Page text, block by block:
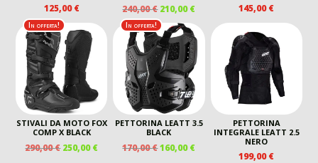
125,00€ 240,00€ IL
PREZZO
ORIGINALE
ERA:
240,00 €.
210,00€IL
PREZZO
ATTUALE
210,00 €.
145,00€
In offerta!
STIVALI DA MOTO FOX
COMP X BLACK
290,00€ IL
250,00€IL
In offerta!
PETTORINA LEATT 3.5
BLACK
170,00€IL
160,00€IL
PETTORINA
INTEGRALE LEATT 2.5
NERO
199,00€